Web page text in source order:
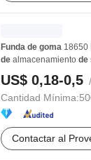
Funda de goma 18650
de almacenamiento de
US$ 0,18-0,5
Cantidad Mínima:
Contactar al